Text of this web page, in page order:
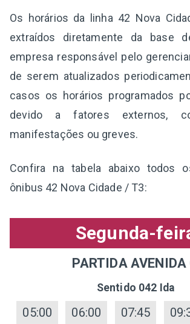
Os horários da linha 42 Nova
extraídos diretamente da base
empresa responsável pelo
de serem atualizados
casos os horários programados
devido a fatores externos,
manifestações ou greves.
Confira na tabela abaixo todos
ônibus 42 Nova Cidade / T3:
Segunda-
PARTIDA AVENIDA
Sentido 042 Ida
05:00 06:00 07:45